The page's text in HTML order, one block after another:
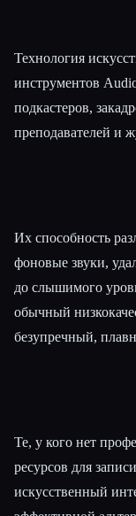
Технология
инструментов
подкастеров,
преподавателей и
Их способность
фоновые звуки,
до слышимого
обычный
безупречный,
Те, у кого нет
ресурсов для
искусственный